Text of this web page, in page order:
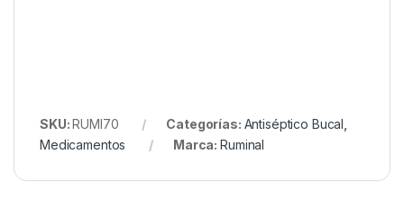
SKU:RUMI70 Categorías: Antiséptico Bucal
Medicamentos
Marca:Ruminal